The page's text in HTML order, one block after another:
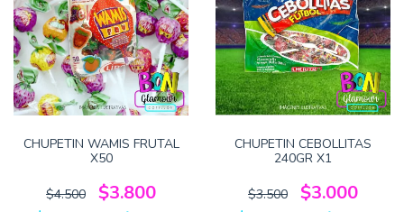
CHUPETIN WAMIS FRUTAL
X50
$4.500 $3.800
CHUPETIN CEBOLLITAS
240GR X1
$3.500 $3.000